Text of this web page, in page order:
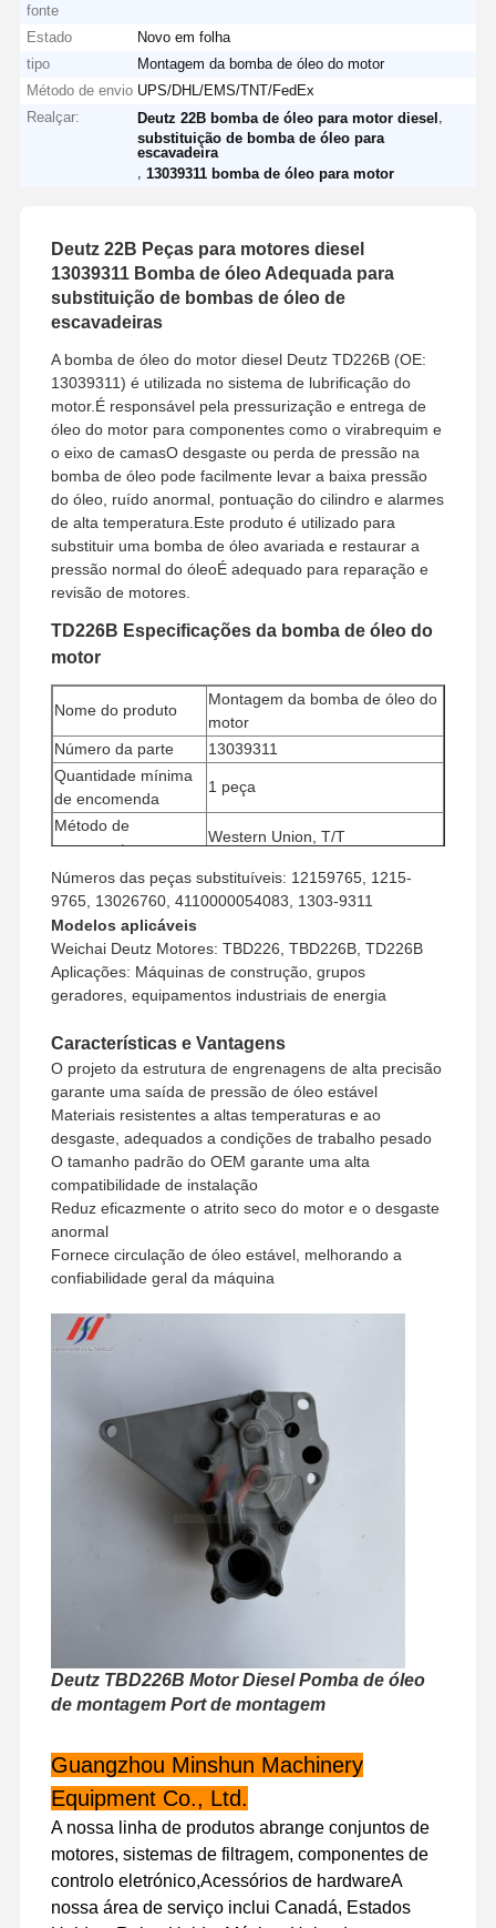
Controle De
Qualidade
Contacte-
Nos
Perkins Engine
Motor Yanmar
Motor Kubota
Motor Isuzu
Motor Cummins
fonte
Estado
Novo em folha
tipo
Montagem da bomba de óleo do motor
Método de envio UPS/DHL/EMS/TNT/FedEx
Realçar:
Deutz 22B bomba de óleo para motor diesel
substituição de bomba de óleo para
escavadeira
,13039311 bomba de óleo para motor
Deutz 22B Peças para motores diesel
13039311 Bomba de óleo Adequada para
substituição de bombas de óleo de
escavadeiras
A bomba de óleo do motor diesel Deutz TD226B (OE:
13039311) é utilizada no sistema de lubrificação do
motor.É responsável pela pressurização e entrega de
óleo do motor para componentes como o virabrequim e
o eixo de camasO desgaste ou perda de pressão na
bomba de óleo pode facilmente levar a baixa pressão
do óleo, ruído anormal, pontuação do cilindro e alarmes
de alta temperatura.Este produto é utilizado para
substituir uma bomba de óleo avariada e restaurar a
pressão normal do óleoÉ adequado para reparação e
revisão de motores.
TD226B Especificações da bomba de óleo do
motor
Nome do produto
Montagem da bomba de óleo do
motor
Número da parte
13039311
Quantidade mínima
de encomenda
1 peça
Método de
pagamento
Western Union, T/T
Método de
transporte
UPS/DHL/EMS/TNT/FedEx
Números das peças substituíveis: 12159765, 1215-
9765, 13026760, 4110000054083, 1303-9311
Modelos aplicáveis
Weichai Deutz Motores: TBD226, TBD226B, TD226B
Aplicações: Máquinas de construção, grupos
geradores, equipamentos industriais de energia
Características e Vantagens
O projeto da estrutura de engrenagens de alta precisão
garante uma saída de pressão de óleo estável
Materiais resistentes a altas temperaturas e ao
desgaste, adequados a condições de trabalho pesado
O tamanho padrão do OEM garante uma alta
compatibilidade de instalação
Reduz eficazmente o atrito seco do motor e o desgaste
anormal
Fornece circulação de óleo estável, melhorando a
confiabilidade geral da máquina
Deutz TBD226B Motor Diesel Pomba de óleo
de montagem Port de montagem
Guangzhou Minshun Machinery
Equipment Co., Ltd.
A nossa linha de produtos abrange conjuntos de
motores, sistemas de filtragem, componentes de
controlo eletrónico,Acessórios de hardwareA
nossa área de serviço inclui Canadá, Estados